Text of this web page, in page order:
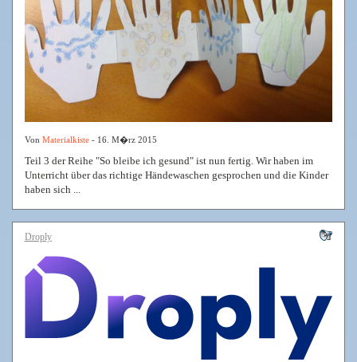
Von Materialkiste - 16. M�rz 2015
Teil 3 der Reihe "So bleibe ich gesund" ist nun fertig. Wir haben im
Unterricht über das richtige Händewaschen gesprochen und die Kinder
haben sich ...
Droply